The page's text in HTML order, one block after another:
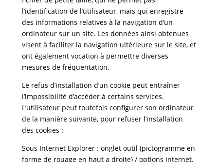
l’identification de l’utilisateur, mais qui enregistre
des informations relatives à la navigation d’un
ordinateur sur un site. Les données ainsi obtenues
visent à faciliter la navigation ultérieure sur le site, et
ont également vocation à permettre diverses
mesures de fréquentation.
Le refus d’installation d’un cookie peut entraîner
l’impossibilité d’accéder à certains services.
L’utilisateur peut toutefois configurer son ordinateur
de la manière suivante, pour refuser l’installation
des cookies :
Sous Internet Explorer : onglet outil (pictogramme en
forme de rouage en haut a droite) / options internet.